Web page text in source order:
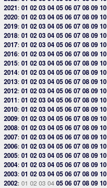
2021: 01 02 03 04 05 06 07 08 09 10
2020: 01 02 03 04 05 06 07 08 09 10
2019: 01 02 03 04 05 06 07 08 09 10
2018: 01 02 03 04 05 06 07 08 09 10
2017: 01 02 03 04 05 06 07 08 09 10
2016: 01 02 03 04 05 06 07 08 09 10
2015: 01 02 03 04 05 06 07 08 09 10
2014: 01 02 03 04 05 06 07 08 09 10
2013: 01 02 03 04 05 06 07 08 09 10
2012: 01 02 03 04 05 06 07 08 09 10
2011: 01 02 03 04 05 06 07 08 09 10
2010: 01 02 03 04 05 06 07 08 09 10
2009: 01 02 03 04 05 06 07 08 09 10
2008: 01 02 03 04 05 06 07 08 09 10
2007: 01 02 03 04 05 06 07 08 09 10
2006: 01 02 03 04 05 06 07 08 09 10
2005: 01 02 03 04 05 06 07 08 09 10
2004: 01 02 03 04 05 06 07 08 09 10
2003: 01 02 03 04 05 06 07 08 09 10
2002: 01 02 03 04 05 06 07 08 09 10